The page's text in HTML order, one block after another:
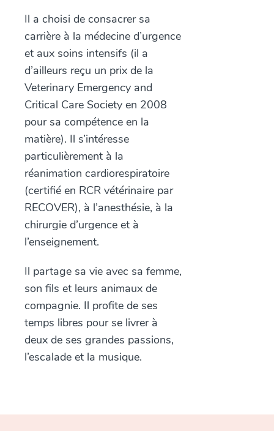
Il a choisi de consacrer sa
carrière à la médecine d’urgence
et aux soins intensifs (il a
d’ailleurs reçu un prix de la
Veterinary Emergency and
Critical Care Society en 2008
pour sa compétence en la
matière). Il s’intéresse
particulièrement à la
réanimation cardiorespiratoire
(certifié en RCR vétérinaire par
RECOVER), à l’anesthésie, à la
chirurgie d’urgence et à
l’enseignement.
Il partage sa vie avec sa femme,
son fils et leurs animaux de
compagnie. Il profite de ses
temps libres pour se livrer à
deux de ses grandes passions,
l’escalade et la musique.